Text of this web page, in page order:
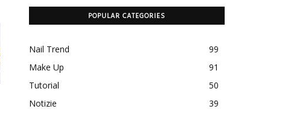
POPULAR CATEGORIES
Nail Trend
99
Make Up
91
Tutorial
50
Notizie
39